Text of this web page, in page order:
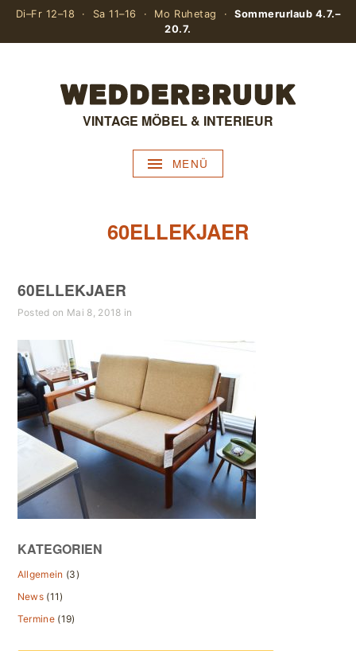
Di–Fr 12–18 · Sa 11–16 · Mo Ruhetag ·Sommerurlaub 4.7.–
20.7.
VINTAGE MÖBEL & INTERIEUR
MENÜ
60ELLEKJAER
60ELLEKJAER
Posted on Mai 8, 2018 in
KATEGORIEN
Allgemein (3)
News (11)
Termine (19)